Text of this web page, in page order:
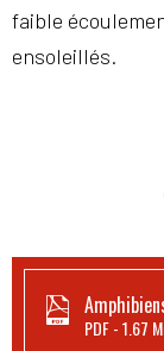
faible
ensoleillés.
PDF 1.67